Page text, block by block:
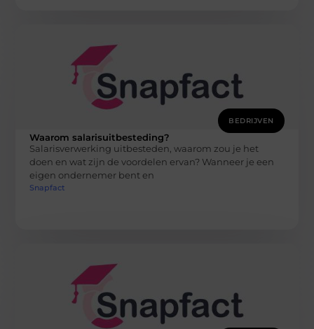
BEDRIJVEN
Waarom salarisuitbesteding?
Salarisverwerking uitbesteden, waarom zou je het
doen en wat zijn de voordelen ervan? Wanneer je een
eigen ondernemer bent en
Snapfact